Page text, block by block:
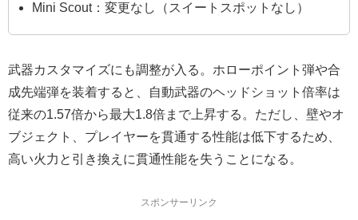
Mini Scout：変更なし（スイートスポットなし）
武器カスタマイズにも調整が入る。ホローポイント弾や合
成先端弾を装着すると、自動武器のヘッドショット倍率は
従来の1.57倍から最大1.8倍まで上昇する。ただし、壁やオ
ブジェクト、プレイヤーを貫通する性能は低下するため、
高い火力と引き換えに貫通性能を失うことになる。
スポンサーリンク